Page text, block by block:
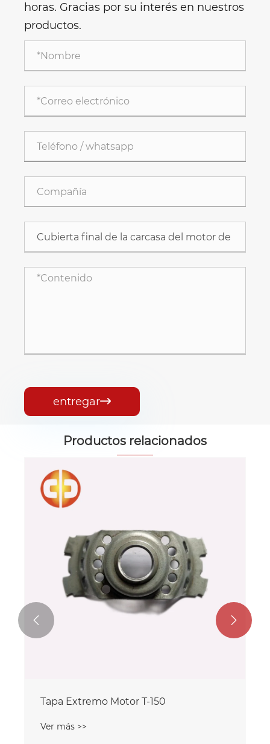
horas. Gracias por su interés en nuestros
productos.
entregar
Productos relacionados
Tapa Extremo Motor T-150
Ver más >>
 